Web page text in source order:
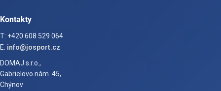
Kontakty
T: +420 608 529 064
E: info@josport.cz
DOMAJ s.r.o.,
Gabrielovo nám. 45,
Chýnov